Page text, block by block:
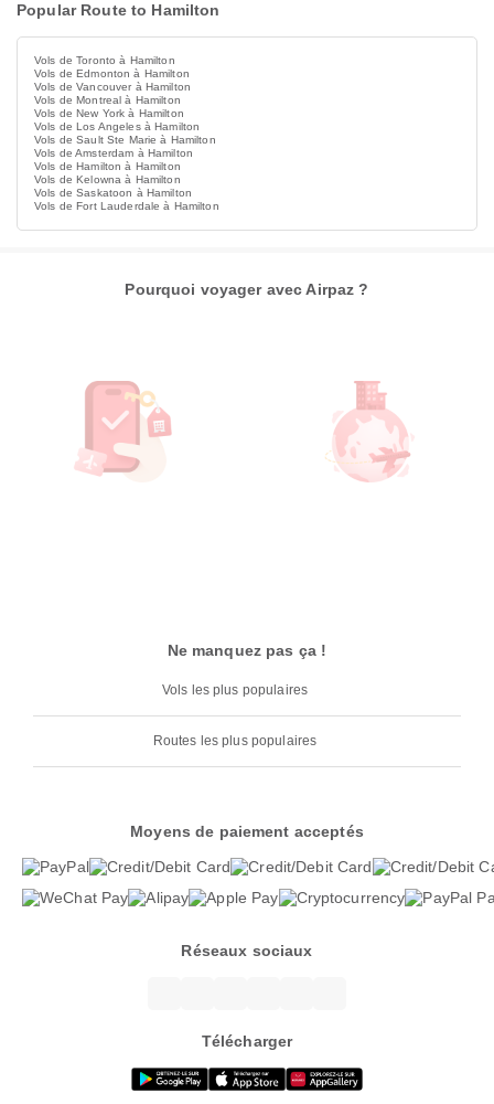
Popular Route to Hamilton
Vols de Toronto à Hamilton
Vols de Edmonton à Hamilton
Vols de Vancouver à Hamilton
Vols de Montreal à Hamilton
Vols de New York à Hamilton
Vols de Los Angeles à Hamilton
Vols de Sault Ste Marie à Hamilton
Vols de Amsterdam à Hamilton
Vols de Hamilton à Hamilton
Vols de Kelowna à Hamilton
Vols de Saskatoon à Hamilton
Vols de Fort Lauderdale à Hamilton
Pourquoi voyager avec Airpaz ?
Ne manquez pas ça !
Vols les plus populaires
Routes les plus populaires
Moyens de paiement acceptés
Réseaux sociaux
Télécharger